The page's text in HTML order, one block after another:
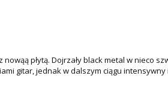
płytą. Dojrzały black metal w nieco
gitar, jednak w dalszym ciągu intensywny